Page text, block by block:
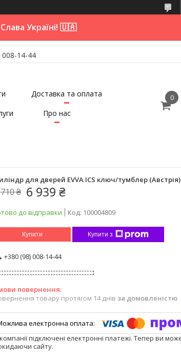
Україні! 🇺🇦
008-14-44
Доставка та оплата
Про нас
для дверей EVVA ICS ключ/тумблер (Австрія)
₴ 6 939 ₴
до відправки Код: 100004809
Купити Купити з
+380 (98) 008-14-44
товару протягом 14 днів за домовленістю
підключені електронні платежі. Тепер ви
сайту.